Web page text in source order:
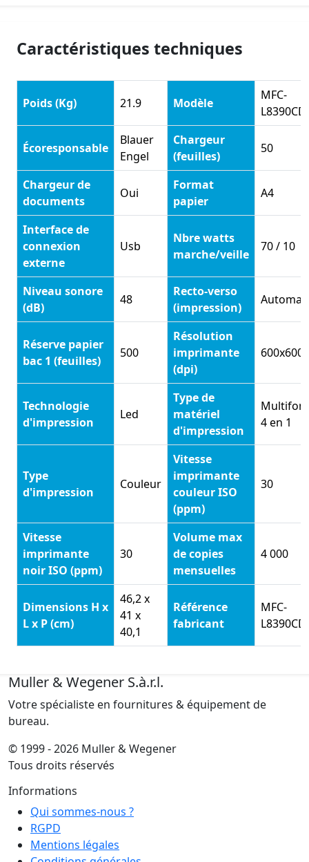
Caractéristiques techniques
Poids (Kg) 21.9 Modèle
MFC-
Écoresponsable
Blauer
Engel
Chargeur
(feuilles)
50
Chargeur de
documents
Oui
Format
papier
A4
Interface de
connexion
externe
Usb
Nbre watts
marche/veille
70 / 10
Niveau sonore
(dB)
48
Recto-verso
(impression)
Réserve papier
bac 1 (feuilles)
500
Résolution
imprimante
(dpi)
600x600
Technologie
d'impression
Led
Type de
matériel
d'impression
4 en 1
Type
d'impression
Couleur
Vitesse
imprimante
couleur ISO
(ppm)
30
Vitesse
imprimante
noir ISO (ppm)
30
Volume max
de copies
mensuelles
4 000
Dimensions H x
L x P (cm)
46,2 x
41 x
40,1
Référence
fabricant
MFC-
Muller & Wegener S.à.r.l.
Votre spécialiste en fournitures & équipement de
bureau.
© 1999 - 2026 Muller & Wegener
Tous droits réservés
Informations
Qui sommes-nous ?
RGPD
Mentions légales